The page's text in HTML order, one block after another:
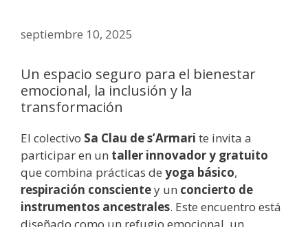
septiembre 10, 2025
Un espacio seguro para el bienestar
emocional, la inclusión y la
transformación
El colectivo Sa Clau de s’Armari te invita a
participar en un taller innovador y gratuito
que combina prácticas de yoga básico,
respiración conscientey un concierto de
instrumentos ancestrales. Este encuentro está
diseñado como un refugio emocional, un